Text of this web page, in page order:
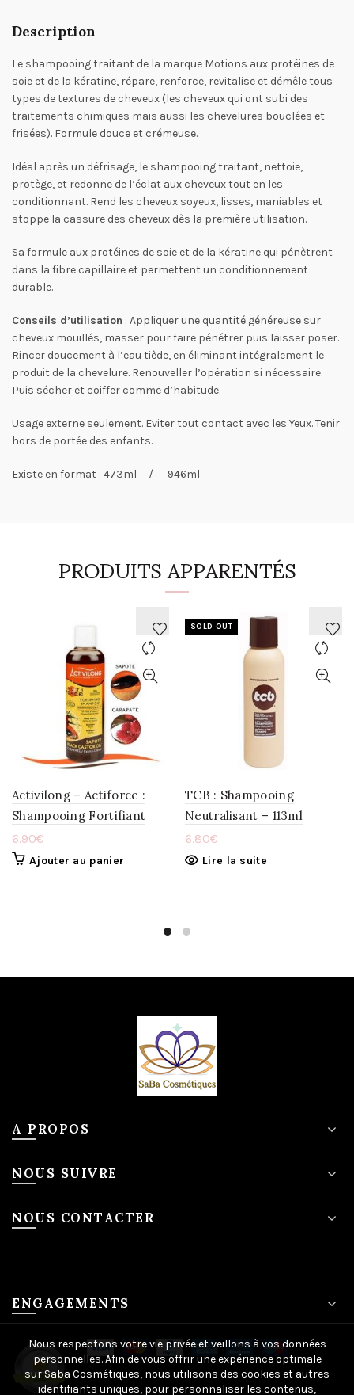
Description
Le shampooing traitant de la marque Motions aux protéines de
soie et de la kératine, répare, renforce, revitalise et démêle tous
types de textures de cheveux (les cheveux qui ont subi des
traitements chimiques mais aussi les chevelures bouclées et
frisées). Formule douce et crémeuse.
Idéal après un défrisage, le shampooing traitant, nettoie,
protège, et redonne de l’éclat aux cheveux tout en les
conditionnant. Rend les cheveux soyeux, lisses, maniables et
stoppe la cassure des cheveux dès la première utilisation.
Sa formule aux protéines de soie et de la kératine qui pénètrent
dans la fibre capillaire et permettent un conditionnement
durable.
Conseils d’utilisation : Appliquer une quantité généreuse sur
cheveux mouillés, masser pour faire pénétrer puis laisser poser.
Rincer doucement à l’eau tiède, en éliminant intégralement le
produit de la chevelure. Renouveller l’opération si nécessaire.
Puis sécher et coiffer comme d’habitude.
Usage externe seulement. Eviter tout contact avec les Yeux. Tenir
hors de portée des enfants.
Existe en format : 473ml / 946ml
PRODUITS APPARENTÉS
Activilong – Actiforce :
Shampooing Fortifiant
6.90€
Ajouter au panier
SOLD OUT
TCB : Shampooing
Neutralisant – 113ml
6.80€
Lire la suite
A PROPOS
NOUS SUIVRE
NOUS CONTACTER
ENGAGEMENTS
Nous respectons votre vie privée et veillons à vos données
personnelles. Afin de vous offrir une expérience optimale
sur Saba Cosmétiques, nous utilisons des cookies et autres
identifiants uniques, pour personnaliser les contenus,